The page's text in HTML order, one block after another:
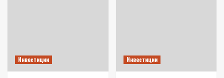
Инвестиции Инвестиции